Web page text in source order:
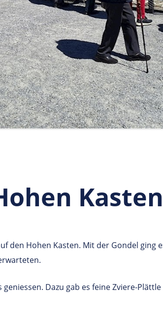
Kasten
den Hohen Kasten. Mit der Gondel ging
Dazu gab es feine Zviere-